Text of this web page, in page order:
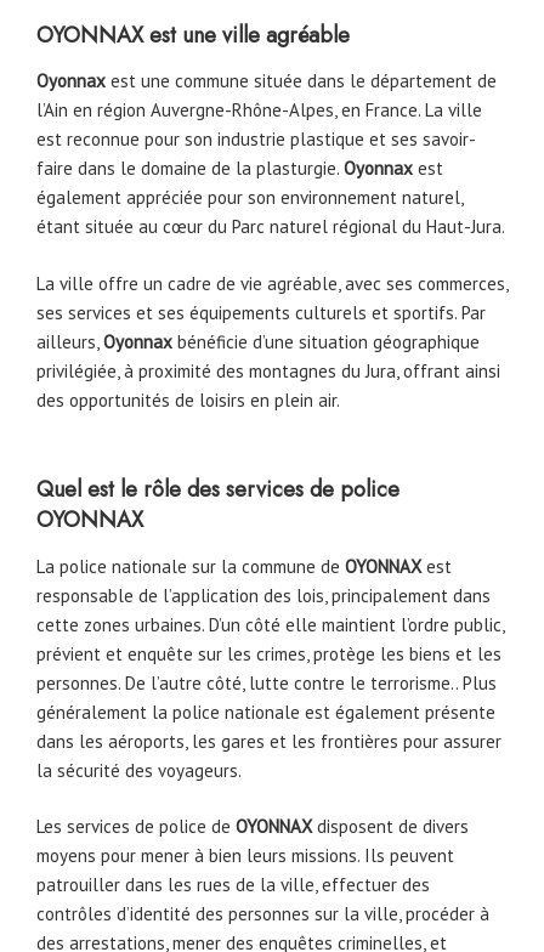
OYONNAXest une ville agréable
Oyonnax est une commune située dans le département de
l’Ain en région Auvergne-Rhône-Alpes, en France. La ville
est reconnue pour son industrie plastique et ses savoir-
faire dans le domaine de la plasturgie. Oyonnax est
également appréciée pour son environnement naturel,
étant située au cœur du Parc naturel régional du Haut-Jura.
La ville offre un cadre de vie agréable, avec ses commerces,
ses services et ses équipements culturels et sportifs. Par
ailleurs, Oyonnax bénéficie d’une situation géographique
privilégiée, à proximité des montagnes du Jura, offrant ainsi
des opportunités de loisirs en plein air.
Quel est le rôle des services de police
OYONNAX
La police nationale sur la commune de OYONNAXest
responsable de l’application des lois, principalement dans
cette zones urbaines. D’un côté elle maintient l’ordre public,
prévient et enquête sur les crimes, protège les biens et les
personnes. De l’autre côté, lutte contre le terrorisme.. Plus
généralement la police nationale est également présente
dans les aéroports, les gares et les frontières pour assurer
la sécurité des voyageurs.
Les services de police de OYONNAXdisposent de divers
moyens pour mener à bien leurs missions. Ils peuvent
patrouiller dans les rues de la ville, effectuer des
contrôles d’identité des personnes sur la ville, procéder à
des arrestations, mener des enquêtes criminelles, et